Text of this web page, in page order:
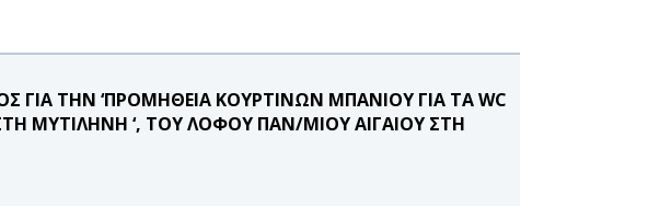
ΤΗΝ ‘ΠΡΟΜΗΘΕΙΑ ΚΟΥΡΤΙΝΩΝ ΜΠΑΝΙΟΥ ΓΙΑ ΤΑ WC
ΜΥΤΙΛΗΝΗ ‘, ΤΟΥ ΛΟΦΟΥ ΠΑΝ/ΜΙΟΥ ΑΙΓΑΙΟΥ ΣΤΗ